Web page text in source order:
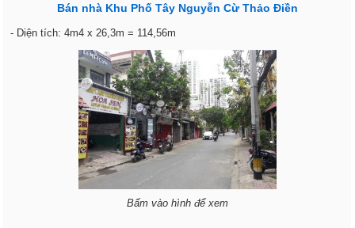
Bán nhà Khu Phố Tây Nguyễn Cừ Thảo Điền
- Diện tích: 4m4 x 26,3m = 114,56m
Bấm vào hình để xem